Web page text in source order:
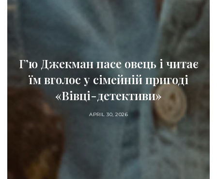
пасе овець і читає
у сімейній пригоді
детективи»
APRIL 30, 2026
Весняне
б’юті-